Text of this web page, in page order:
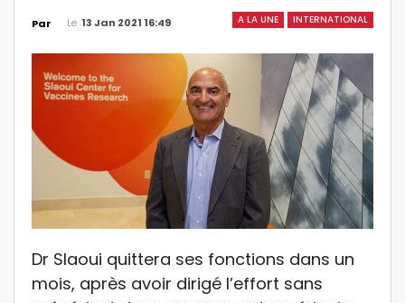
A LA UNE INTERNATIONAL
Par Le 13 Jan 2021 16:49
Dr Slaoui quittera ses fonctions dans un
mois, après avoir dirigé l’effort sans